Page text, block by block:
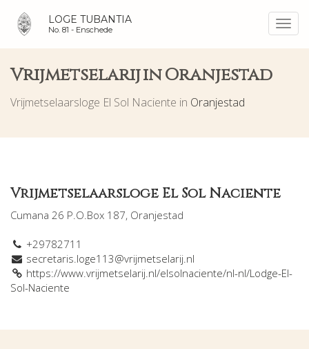
LOGE TUBANTIA
No. 81 - Enschede
Vrijmetselarij in Oranjestad
Vrijmetselaarsloge El Sol Naciente in Oranjestad
Vrijmetselaarsloge El Sol Naciente
Cumana 26 P.O.Box 187, Oranjestad
+29782711
secretaris.loge113@vrijmetselarij.nl
https://www.vrijmetselarij.nl/elsolnaciente/nl-nl/Lodge-El-
Sol-Naciente